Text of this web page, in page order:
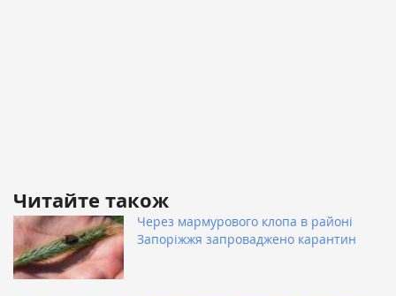
Читайте також
Через мармурового клопа в районі
Запоріжжя запроваджено карантин